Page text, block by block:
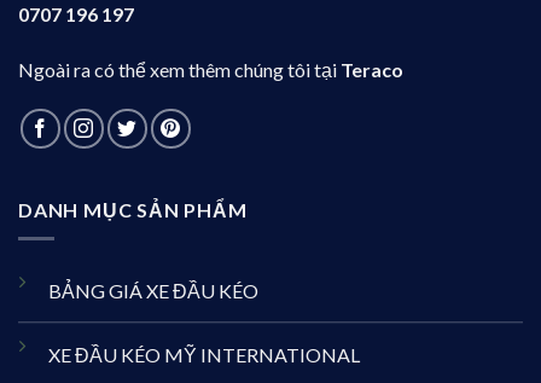
0707 196 197
Ngoài ra có thể xem thêm chúng tôi tại Teraco
DANH MỤC SẢN PHẨM
BẢNG GIÁ XE ĐẦU KÉO
XE ĐẦU KÉO MỸ INTERNATIONAL